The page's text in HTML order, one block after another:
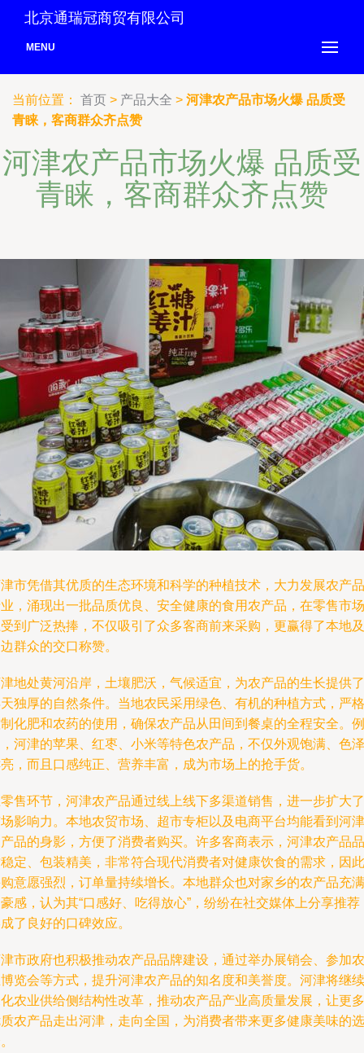
北京通瑞冠商贸有限公司
MENU
当前位置： 首页 > 产品大全 > 河津农产品市场火爆 品质受
青睐，客商群众齐点赞
河津农产品市场火爆 品质受
青睐，客商群众齐点赞
市凭借其优质的生态环境和科学的种植技术，大力发展农产品
，涌现出一批品质优良、安全健康的食用农产品，在零售市场
到广泛热捧，不仅吸引了众多客商前来采购，更赢得了本地及
群众的交口称赞。
地处黄河沿岸，土壤肥沃，气候适宜，为农产品的生长提供了
独厚的自然条件。当地农民采用绿色、有机的种植方式，严格
化肥和农药的使用，确保农产品从田间到餐桌的全程安全。例
河津的苹果、红枣、小米等特色农产品，不仅外观饱满、色泽
，而且口感纯正、营养丰富，成为市场上的抢手货。
售环节，河津农产品通过线上线下多渠道销售，进一步扩大了
影响力。本地农贸市场、超市专柜以及电商平台均能看到河津
品的身影，方便了消费者购买。许多客商表示，河津农产品品
定、包装精美，非常符合现代消费者对健康饮食的需求，因此
意愿强烈，订单量持续增长。本地群众也对家乡的农产品充满
感，认为其“口感好、吃得放心”，纷纷在社交媒体上分享推荐
了良好的口碑效应。
市政府也积极推动农产品品牌建设，通过举办展销会、参加农
览会等方式，提升河津农产品的知名度和美誉度。河津将继续
农业供给侧结构性改革，推动农产品产业高质量发展，让更多
农产品走出河津，走向全国，为消费者带来更多健康美味的选